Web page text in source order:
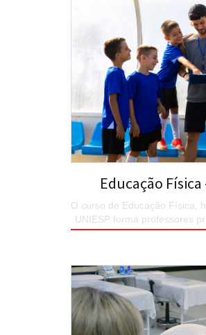
Educação
O curso de Educação Física,
UNIESP forma professores
excelência na